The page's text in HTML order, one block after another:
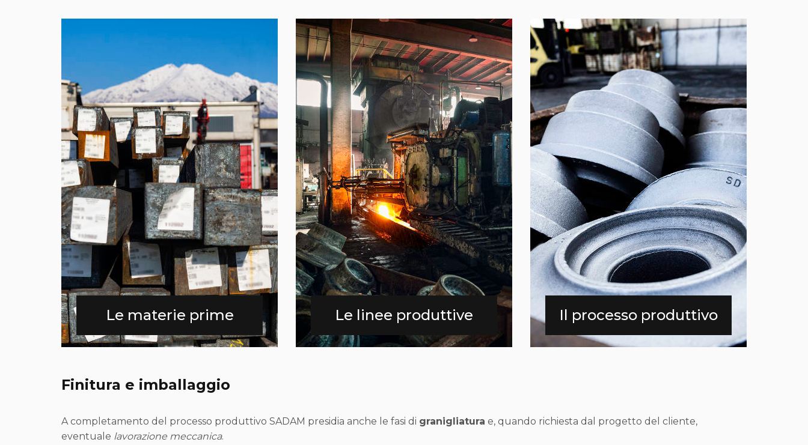
Le materie prime Le linee produttive Il processo produttivo
Finitura e imballaggio
A completamento del processo produttivo SADAM presidia anche le fasi di granigliatura e, quando richiesta dal progetto del cliente,
eventuale lavorazione meccanica.